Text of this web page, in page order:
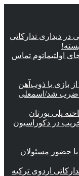
در دیداری تدارکاتی
اولتیماتوم تماس
بازی با ذوب‌آهن
ضرب شد/اسمعلی
پلی یورتان
در دکوراسیون
با حضور مسئولان
اردوی ترکیه